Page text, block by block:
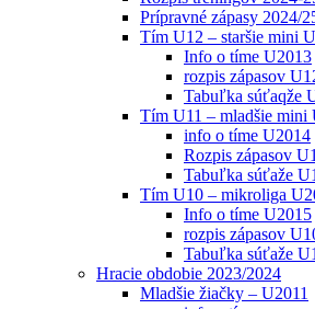
Prípravné zápasy 2024/
Tím U12 – staršie mini
Info o tíme U2013
rozpis zápasov
Tabuľka súťaqže
Tím U11 – mladšie mini
info o tíme U2014
Rozpis zápasov
Tabuľka súťaže
Tím U10 – mikroliga
Info o tíme U2015
rozpis zápasov
Tabuľka súťaže
Hracie obdobie 2023/2024
Mladšie žiačky – U2011